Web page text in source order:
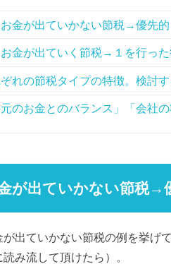
お金が出ていかない節税→優先的
お金が出ていく節税→１を行っ
れの節税タイプの特徴。検討
元のお金とのバランス」「会社
が出ていかない節税→
が出ていかない節税の例を挙げ
み流して頂けたら）。